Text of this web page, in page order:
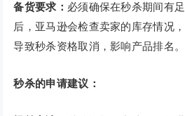
备货要求： 必须确保在秒杀期间有
后，亚马逊会检查卖家的库存情况
导致秒杀资格取消，影响产品排名。
秒杀的申请建议：